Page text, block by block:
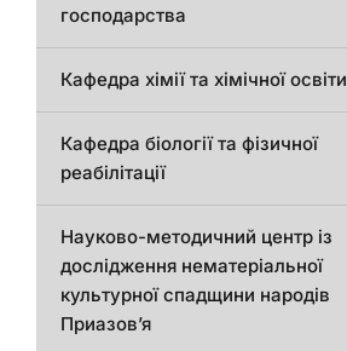
господарства
Кафедра хімії та хімічної освіти
Кафедра біології та фізичної
реабілітації
Науково-методичний центр із
дослідження нематеріальної
культурної спадщини народів
Приазов’я